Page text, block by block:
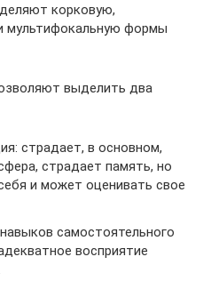
корковую,
мультифокальную формы
выделить два
страдает, в основном,
страдает память, но
и может оценивать свое
самостоятельного
восприятие